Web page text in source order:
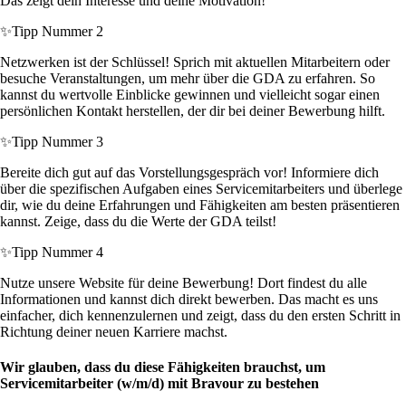
✨Tipp Nummer 2
Netzwerken ist der Schlüssel! Sprich mit aktuellen Mitarbeitern oder
besuche Veranstaltungen, um mehr über die GDA zu erfahren. So
kannst du wertvolle Einblicke gewinnen und vielleicht sogar einen
persönlichen Kontakt herstellen, der dir bei deiner Bewerbung hilft.
✨Tipp Nummer 3
Bereite dich gut auf das Vorstellungsgespräch vor! Informiere dich
über die spezifischen Aufgaben eines Servicemitarbeiters und überlege
dir, wie du deine Erfahrungen und Fähigkeiten am besten präsentieren
kannst. Zeige, dass du die Werte der GDA teilst!
✨Tipp Nummer 4
Nutze unsere Website für deine Bewerbung! Dort findest du alle
Informationen und kannst dich direkt bewerben. Das macht es uns
einfacher, dich kennenzulernen und zeigt, dass du den ersten Schritt in
Richtung deiner neuen Karriere machst.
Wir glauben, dass du diese Fähigkeiten brauchst, um
Servicemitarbeiter (w/m/d) mit Bravour zu bestehen